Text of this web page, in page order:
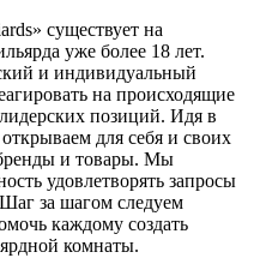
существует на
уже более 18 лет.
и индивидуальный
на происходящие
позиций. Идя в
для себя и своих
и товары. Мы
удовлетворять запросы
за шагом следуем
каждому создать
комнаты.